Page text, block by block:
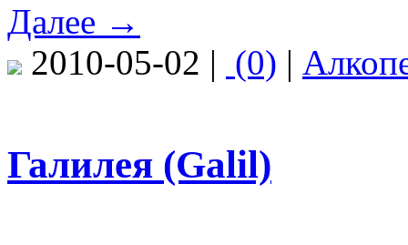
Далее →
2010-05-02 | (0) |
Галилея (Galil)